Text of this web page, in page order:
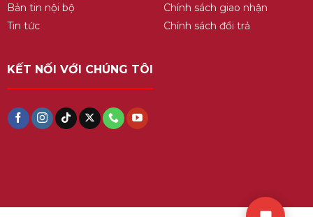
Bản tin nội bộ
Tin tức
Chính sách giao nhận
Chính sách đổi trả
KẾT NỐI VỚI CHÚNG TÔI